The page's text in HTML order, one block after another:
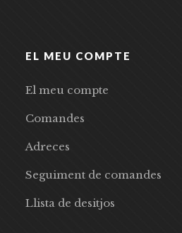
EL MEU COMPTE
El meu compte
Comandes
Adreces
Seguiment de comandes
Llista de desitjos